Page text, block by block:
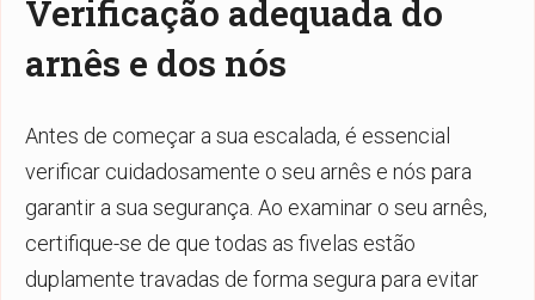
Verificação adequada do
arnês e dos nós
Antes de começar a sua escalada, é essencial
verificar cuidadosamente o seu arnês e nós para
garantir a sua segurança. Ao examinar o seu arnês,
certifique-se de que todas as fivelas estão
duplamente travadas de forma segura para evitar